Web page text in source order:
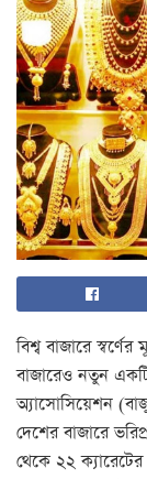
বিশ্ব বাজারে
বাজারেও নতুন একটি
অ্যাসোসিয়েশন
দেশের বাজারে
থেকে ২২ ক্যারেটের